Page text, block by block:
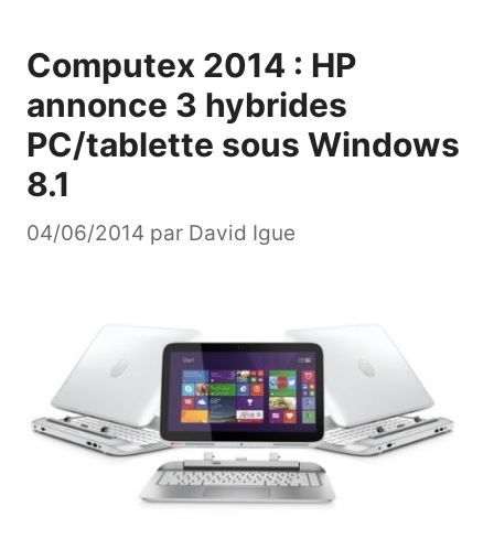
Computex 2014 : HP
annonce 3 hybrides
PC/tablette sous Windows
8.1
04/06/2014 par David Igue